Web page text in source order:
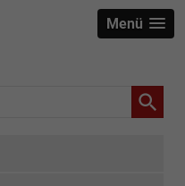
Menü